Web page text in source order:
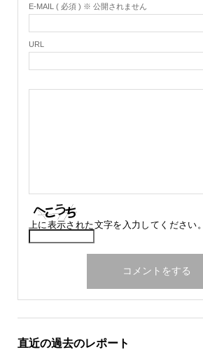
E-MAIL ( 必須 ) ※ 公開されません
URL
上に表示された文字を入力してください。
直近の過去のレポート